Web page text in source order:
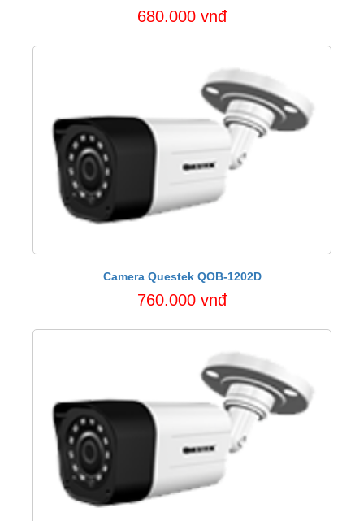
680.000 vnđ
Camera Questek QOB-1202D
760.000 vnđ